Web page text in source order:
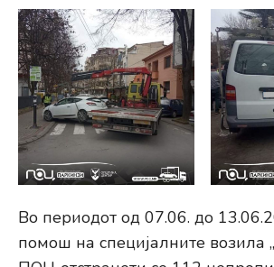
Во периодот од 07.06. до
помош на специјалните возила